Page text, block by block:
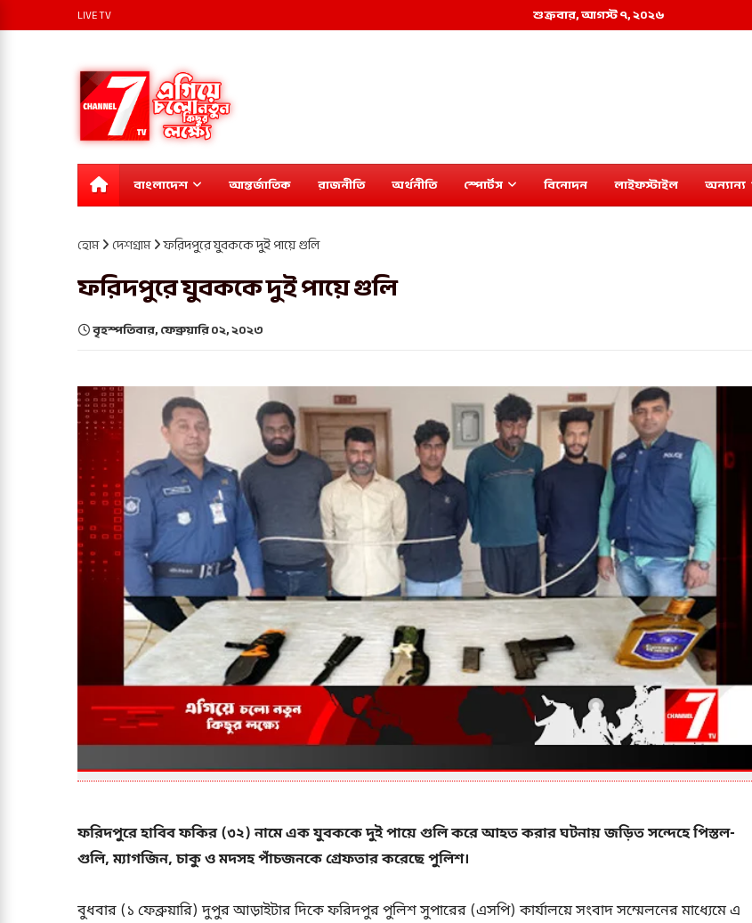
শুক্রবার, আগস্ট ৭, ২০২৬
LIVE TV
বাংলাদেশ আন্তর্জাতিক রাজনীতি অর্থনীতি স্পোর্টস বিনোদন লাইফস্টাইল অন্যান্য
হোম দেশগ্রাম ফরিদপুরে যুবককে দুই পায়ে গুলি
ফরিদপুরে যুবককে দুই পায়ে গুলি
বৃহস্পতিবার, ফেব্রুয়ারি ০২, ২০২৩
ফরিদপুরে হাবিব ফকির (৩২) নামে এক যুবককে দুই পায়ে গুলি করে আহত করার ঘটনায় জড়িত সন্দেহে পিস্তল-
গুলি, ম্যাগজিন, চাকু ও মদসহ পাঁচজনকে গ্রেফতার করেছে পুলিশ।
বুধবার (১ ফেব্রুয়ারি) দুপুর আড়াইটার দিকে ফরিদপুর পুলিশ সুপারের (এসপি) কার্যালয়ে সংবাদ সম্মেলনের মাধ্যেমে এ